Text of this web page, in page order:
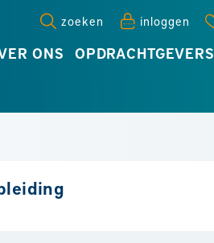
zoeken inloggen
ONS OPDRACHTGEVERS